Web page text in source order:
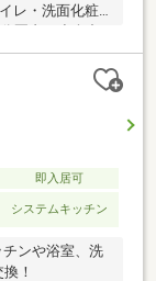
レ・洗面化粧
圏内と小倉中
小・志徳中
・当社在籍スタ
キスパート！・
見積り♪・住み
行して行えま
フスタイルに
/1件～複数件の
能です！・当
即入居可
システムキッチン
ンや浴室、洗
！